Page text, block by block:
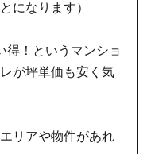
になります）
！というマンショ
が坪単価も安く気
リアや物件があれ